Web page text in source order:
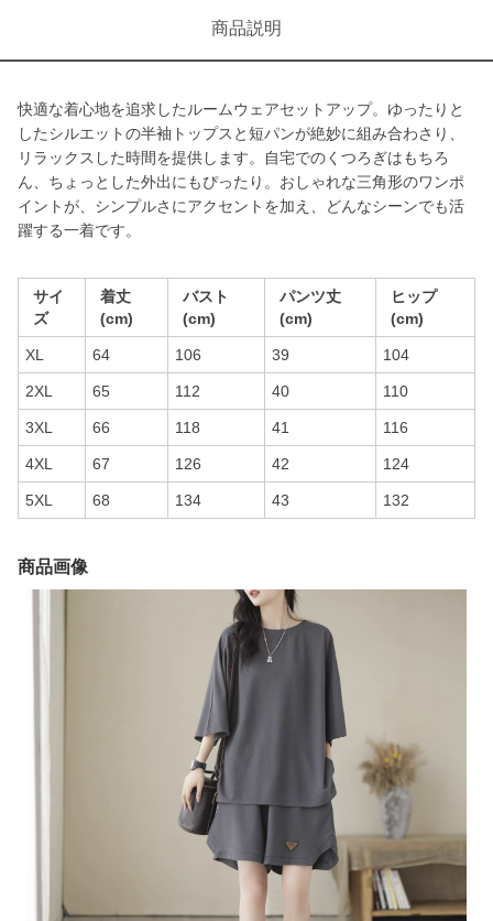
商品説明
快適な着心地を追求したルームウェアセットアップ。ゆったりと
したシルエットの半袖トップスと短パンが絶妙に組み合わさり、
リラックスした時間を提供します。自宅でのくつろぎはもちろ
ん、ちょっとした外出にもぴったり。おしゃれな三角形のワンポ
イントが、シンプルさにアクセントを加え、どんなシーンでも活
躍する一着です。
サイ
ズ
着丈
(cm)
バスト
(cm)
パンツ丈
(cm)
ヒップ
(cm)
XL 64 106 39 104
2XL 65 112 40 110
3XL 66 118 41 116
4XL 67 126 42 124
5XL 68 134 43 132
商品画像